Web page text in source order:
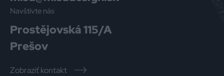
Navštívte nás
Prostějovská 115/A
Prešov
Zobraziť kontakt